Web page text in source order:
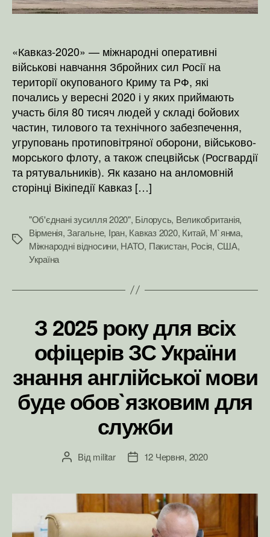
«Кавказ-2020» — міжнародні оперативні
військові навчання Збройних сил Росії на
території окупованого Криму та РФ, які
почались у вересні 2020 і у яких приймають
участь біля 80 тисяч людей у складі бойових
частин, тилового та технічного забезпечення,
угруповань протиповітряної оборони, військово-
морського флоту, а також спецвійськ (Росгвардії
та рятувальників). Як казано на анломовній
сторінці Вікіпедії Кавказ […]
Позначки
"Об'єднані зусилля 2020", Білорусь, Великобританія,
Вірменія,Загальне, Іран, Кавказ 2020, Китай, М`янма,
Міжнародні відносини, НАТО, Пакистан, Росія, США,
Україна
З 2025 року для всіх
офіцерів ЗС України
знання англійської мови
буде обов`язковим для
служби
Автор
Від militar
Дата12 Червня, 2020